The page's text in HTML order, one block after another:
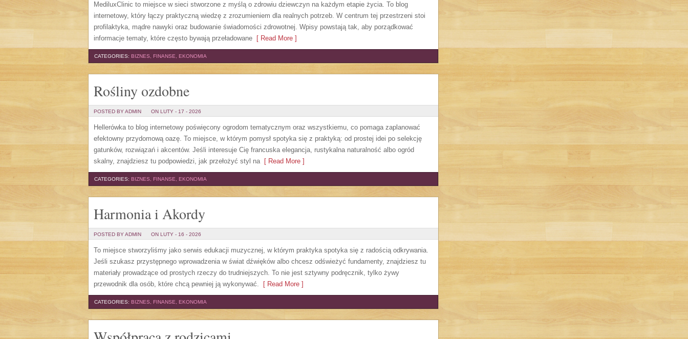
MediluxClinic to miejsce w sieci stworzone z myślą o zdrowiu dziewczyn na każdym etapie życia. To blog
internetowy, który łączy praktyczną wiedzę z zrozumieniem dla realnych potrzeb. W centrum tej przestrzeni stoi
profilaktyka, mądre nawyki oraz budowanie świadomości zdrowotnej. Wpisy powstają tak, aby porządkować
informacje tematy, które często bywają przeładowane [ Read More ]
CATEGORIES: BIZNES, FINANSE, EKONOMIA
Rośliny ozdobne
POSTED BY ADMIN ON LUTY - 17 - 2026
Hellerówka to blog internetowy poświęcony ogrodom tematycznym oraz wszystkiemu, co pomaga zaplanować
efektowny przydomową oazę. To miejsce, w którym pomysł spotyka się z praktyką: od prostej idei po selekcję
gatunków, rozwiązań i akcentów. Jeśli interesuje Cię francuska elegancja, rustykalna naturalność albo ogród
skalny, znajdziesz tu podpowiedzi, jak przełożyć styl na[ Read More ]
CATEGORIES: BIZNES, FINANSE, EKONOMIA
Harmonia i Akordy
POSTED BY ADMIN ON LUTY - 16 - 2026
To miejsce stworzyliśmy jako serwis edukacji muzycznej, w którym praktyka spotyka się z radością odkrywania.
Jeśli szukasz przystępnego wprowadzenia w świat dźwięków albo chcesz odświeżyć fundamenty, znajdziesz tu
materiały prowadzące od prostych rzeczy do trudniejszych. To nie jest sztywny podręcznik, tylko żywy
przewodnik dla osób, które chcą pewniej ją wykonywać. [ Read More ]
CATEGORIES: BIZNES, FINANSE, EKONOMIA